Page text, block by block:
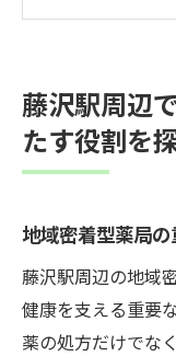
地域住民
地域住民に
藤沢駅周
地域の
地域住民
患者に寄
藤沢駅周辺
たす役割を
地域密着型薬局
藤沢駅周辺の地域
健康を支える重要
薬の処方だけでな